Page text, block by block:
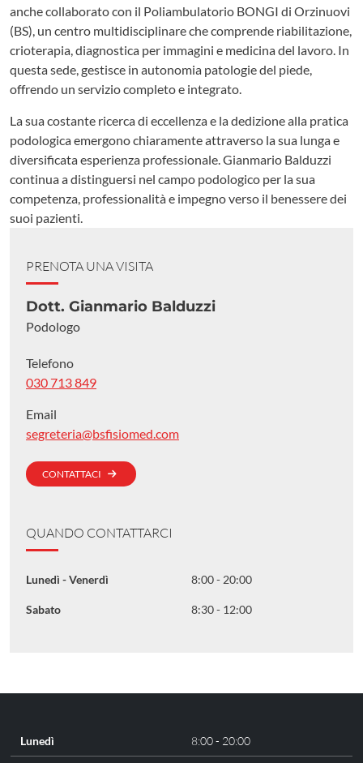
anche collaborato con il Poliambulatorio BONGI di Orzinuovi
(BS), un centro multidisciplinare che comprende riabilitazione,
crioterapia, diagnostica per immagini e medicina del lavoro. In
questa sede, gestisce in autonomia patologie del piede,
offrendo un servizio completo e integrato.
La sua costante ricerca di eccellenza e la dedizione alla pratica
podologica emergono chiaramente attraverso la sua lunga e
diversificata esperienza professionale. Gianmario Balduzzi
continua a distinguersi nel campo podologico per la sua
competenza, professionalità e impegno verso il benessere dei
suoi pazienti.
PRENOTA UNA VISITA
Dott. Gianmario Balduzzi
Podologo
Telefono
030 713 849
Email
segreteria@bsfisiomed.com
CONTATTACI
QUANDO CONTATTARCI
Lunedì - Venerdì 8:00 - 20:00
Sabato 8:30 - 12:00
Lunedì 8:00 - 20:00